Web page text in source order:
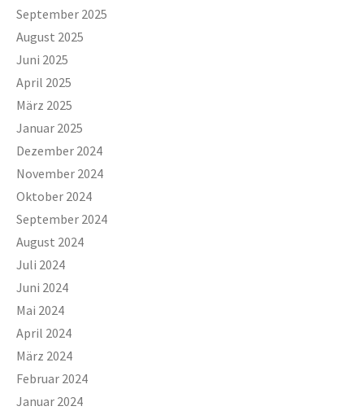
September 2025
August 2025
Juni 2025
April 2025
März 2025
Januar 2025
Dezember 2024
November 2024
Oktober 2024
September 2024
August 2024
Juli 2024
Juni 2024
Mai 2024
April 2024
März 2024
Februar 2024
Januar 2024